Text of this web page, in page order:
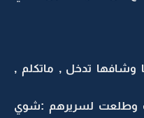
وشافها تدخل , ماتكلم ,
وطلعت لسريرهم :شوي